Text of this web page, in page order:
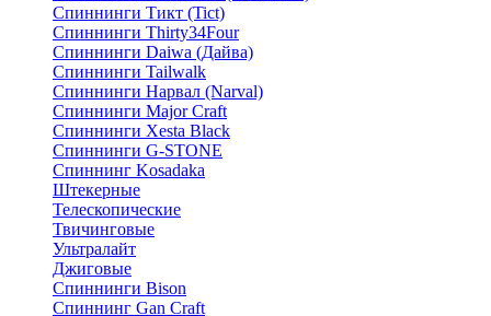
Спиннинги Тикт (Tict)
Спиннинги Thirty34Four
Спиннинги Daiwa (Дайва)
Спиннинги Tailwalk
Спиннинги Нарвал (Narval)
Спиннинги Major Craft
Спиннинги Xesta Black
Спиннинги G-STONE
Спиннинг Kosadaka
Штекерные
Телескопические
Твичинговые
Ультралайт
Джиговые
Спиннинги Bison
Спиннинг Gan Craft